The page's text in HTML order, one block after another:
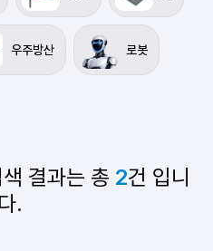
우주방산 로봇
결과는 총 2건 입니
다.